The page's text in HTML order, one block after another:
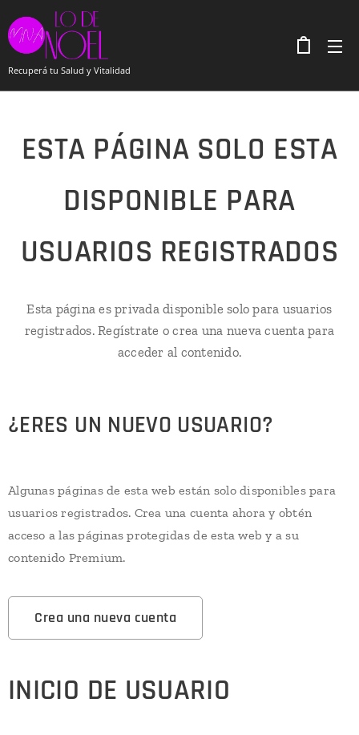
Recuperá tu Salud y Vitalidad
ESTA PÁGINA SOLO ESTA
DISPONIBLE PARA
USUARIOS REGISTRADOS
Esta página es privada disponible solo para usuarios
registrados. Regístrate o crea una nueva cuenta para
acceder al contenido.
¿ERES UN NUEVO USUARIO?
Algunas páginas de esta web están solo disponibles para
usuarios registrados. Crea una cuenta ahora y obtén
acceso a las páginas protegidas de esta web y a su
contenido Premium.
Crea una nueva cuenta
INICIO DE USUARIO